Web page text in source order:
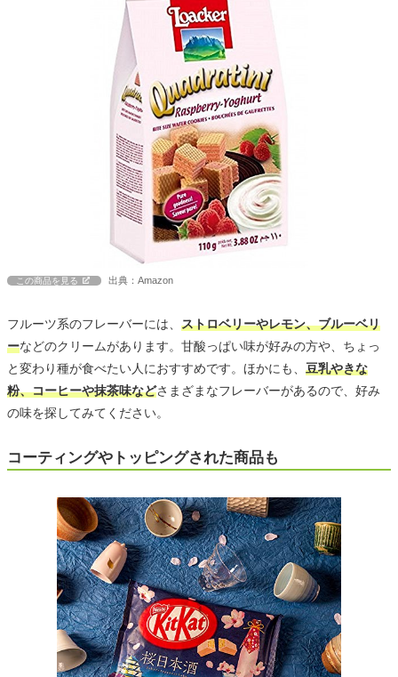
この商品を見る 出典：Amazon
フルーツ系のフレーバーには、 ストロベリーやレモン、ブルーベリ
ーなどのクリームがあります。甘酸っぱい味が好みの方や、ちょっ
と変わり種が食べたい人におすすめです。ほかにも、 豆乳やきな
粉、コーヒーや抹茶味などさまざまなフレーバーがあるので、好み
の味を探してみてください。
コーティングやトッピングされた商品も